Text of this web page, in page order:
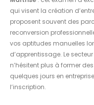
qui visent la création
proposent souvent des
reconversion
vos aptitudes manuelles
d’apprentissage. Le
n’hésitent plus à former
quelques jours en
l’inscription.